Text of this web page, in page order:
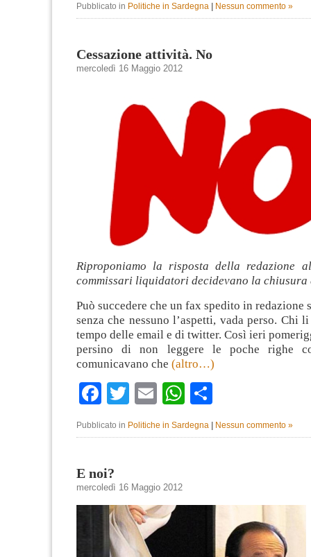
Pubblicato in Politiche in Sardegna Nessun commento »
Cessazione attività. No
mercoledì 16 Maggio 2012
Riproponiamo la risposta della redazione
commissari liquidatori decidevano la chiusura
Può succedere che un fax spedito in redazione
senza che nessuno l’aspetti, vada perso. Chi
tempo delle email e di twitter. Così ieri
persino di non leggere le poche righe
comunicavano che (altro…)
Facebook
TwitterEmailWhatsApp
Pubblicato in Politiche in Sardegna Nessun commento »
E noi?
mercoledì 16 Maggio 2012